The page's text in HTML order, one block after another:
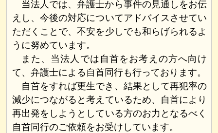
当法人では、弁護士から事件の見通しをお伝
えし、今後の対応についてアドバイスさせてい
ただくことで、不安を少しでも和らげられるよ
うに努めています。
また、当法人では自首をお考えの方へ向け
て、弁護士による自首同行も行っております。
自首をすれば更生でき、結果として再犯率の
減少につながると考えているため、自首により
再出発をしようとしている方のお力となるべく
自首同行のご依頼をお受けしています。